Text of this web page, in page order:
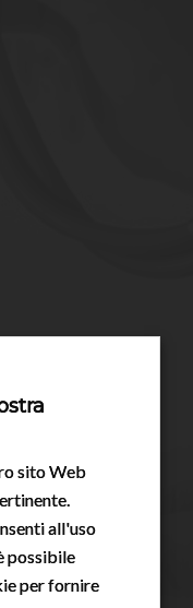
sito Web
all'uso
possibile
per fornire